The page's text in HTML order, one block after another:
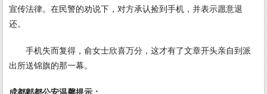
宣传法律。在民警的劝说下，对方承认捡到手机，并表示愿意退
还。
手机失而复得，俞女士欣喜万分，这才有了文章开头亲自到派
出所送锦旗的那一幕。